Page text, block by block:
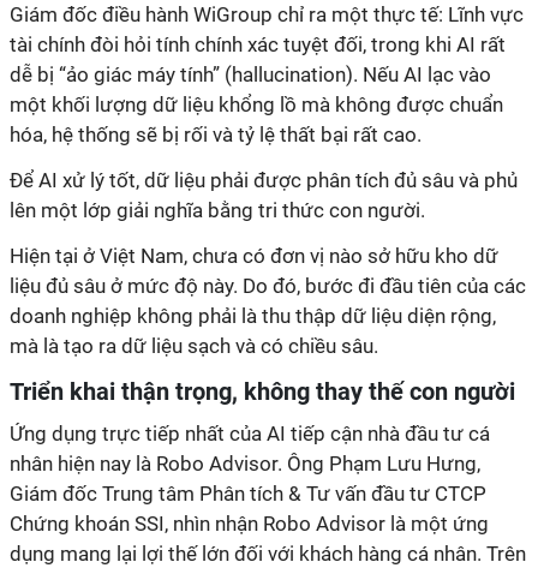
Giám đốc điều hành WiGroup chỉ ra một thực tế: Lĩnh vực
tài chính đòi hỏi tính chính xác tuyệt đối, trong khi AI rất
dễ bị “ảo giác máy tính” (hallucination). Nếu AI lạc vào
một khối lượng dữ liệu khổng lồ mà không được chuẩn
hóa, hệ thống sẽ bị rối và tỷ lệ thất bại rất cao.
Để AI xử lý tốt, dữ liệu phải được phân tích đủ sâu và phủ
lên một lớp giải nghĩa bằng tri thức con người.
Hiện tại ở Việt Nam, chưa có đơn vị nào sở hữu kho dữ
liệu đủ sâu ở mức độ này. Do đó, bước đi đầu tiên của các
doanh nghiệp không phải là thu thập dữ liệu diện rộng,
mà là tạo ra dữ liệu sạch và có chiều sâu.
Triển khai thận trọng, không thay thế con người
Ứng dụng trực tiếp nhất của AI tiếp cận nhà đầu tư cá
nhân hiện nay là Robo Advisor. Ông Phạm Lưu Hưng,
Giám đốc Trung tâm Phân tích & Tư vấn đầu tư CTCP
Chứng khoán SSI, nhìn nhận Robo Advisor là một ứng
dụng mang lại lợi thế lớn đối với khách hàng cá nhân. Trên